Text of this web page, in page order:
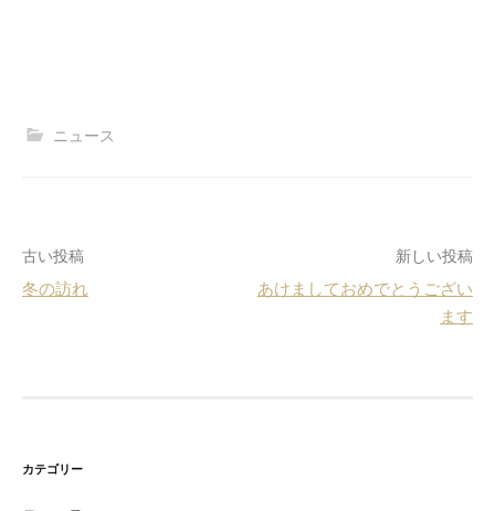
ニュース
ー
古い投稿
冬の訪れ
新しい投稿
あけましておめでとうござい
ます
カテゴリー